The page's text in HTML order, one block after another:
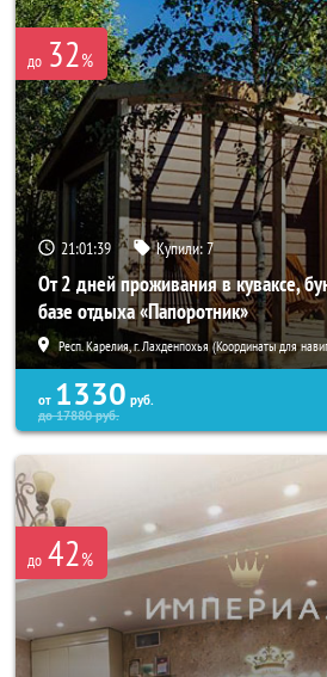
до 32%
21:01:38 Купили:7
От 2 дней проживания в куваксе,
базе отдыха «Папоротник»
Респ. Карелия, г. Лахденпохья (Координаты для
от 1330 руб.
до17880руб.
до 42%